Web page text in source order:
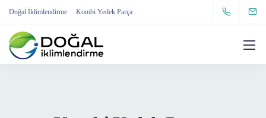
Doğal İklimlendirme Kombi Yedek Parça